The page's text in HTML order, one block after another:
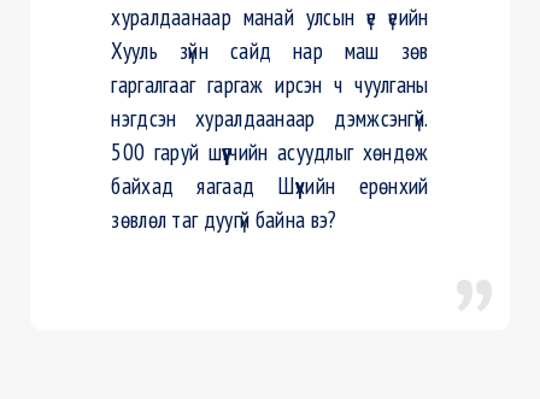
хуралдаанаар манай улсын үе үеийн
Хууль зүйн сайд нар маш зөв
гаргалгааг гаргаж ирсэн ч чуулганы
нэгдсэн хуралдаанаар дэмжсэнгүй.
500 гаруй шүүүгчийн асуудлыг хөндөж
байхад яагаад Шүүхийн ерөнхий
зөвлөл таг дуугүй байна вэ?